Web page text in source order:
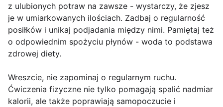
z ulubionych potraw na zawsze - wystarczy, że zjesz
je w umiarkowanych ilościach. Zadbaj o regularność
posiłków i unikaj podjadania między nimi. Pamiętaj też
o odpowiednim spożyciu płynów - woda to podstawa
zdrowej diety.
Wreszcie, nie zapominaj o regularnym ruchu.
Ćwiczenia fizyczne nie tylko pomagają spalić nadmiar
kalorii, ale także poprawiają samopoczucie i